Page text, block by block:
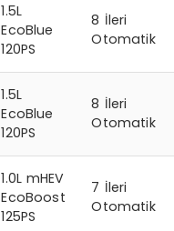
1.5L
EcoBlue
120PS
8 İleri
Otomatik
1.5L
EcoBlue
120PS
8 İleri
Otomatik
1.0L mHEV
EcoBoost
125PS
7 İleri
Otomatik